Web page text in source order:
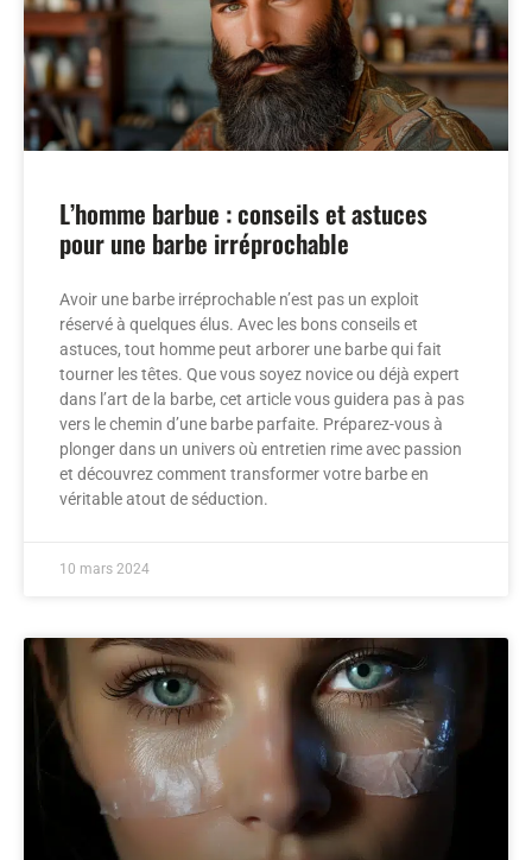
L’homme barbue : conseils et astuces
pour une barbe irréprochable
Avoir une barbe irréprochable n’est pas un exploit
réservé à quelques élus. Avec les bons conseils et
astuces, tout homme peut arborer une barbe qui fait
tourner les têtes. Que vous soyez novice ou déjà expert
dans l’art de la barbe, cet article vous guidera pas à pas
vers le chemin d’une barbe parfaite. Préparez-vous à
plonger dans un univers où entretien rime avec passion
et découvrez comment transformer votre barbe en
véritable atout de séduction.
10 mars 2024